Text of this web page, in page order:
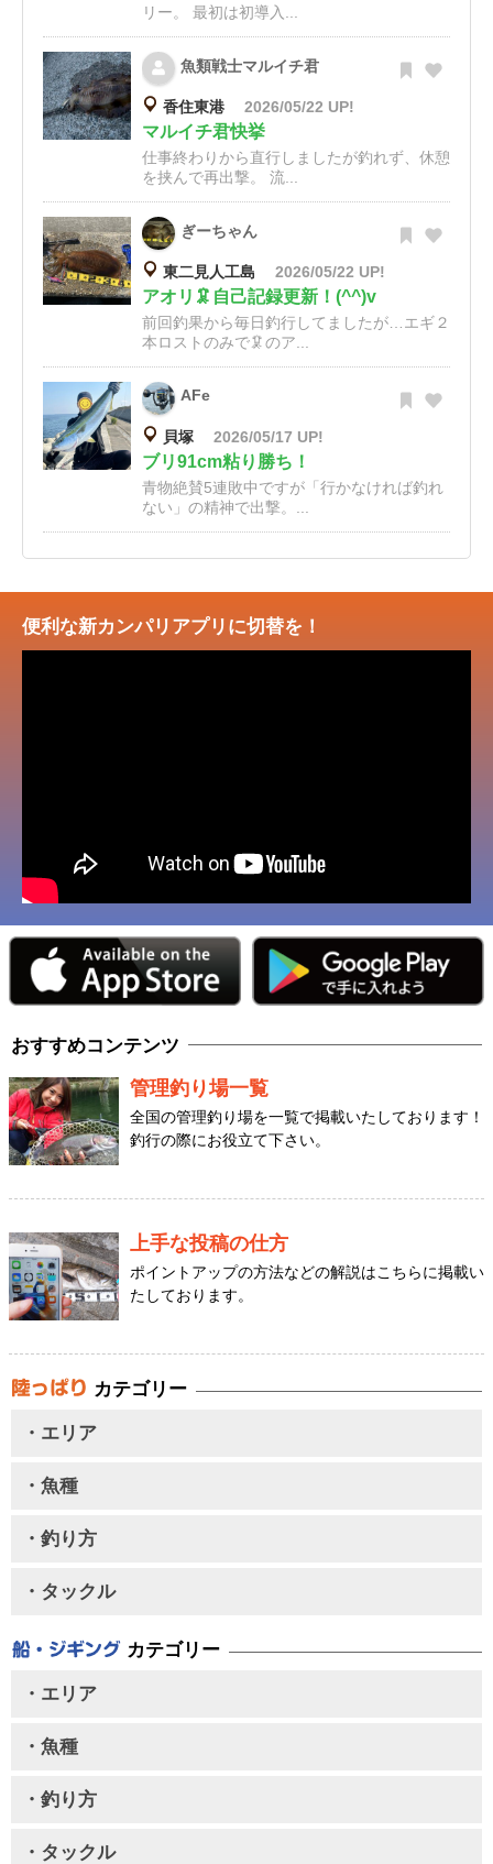
リー。 最初は初導入...
魚類戦士マルイチ君
香住東港 2026/05/22 UP!
マルイチ君快挙
仕事終わりから直行しましたが釣れず、休憩
を挟んで再出撃。 流...
ぎーちゃん
東二見人工島 2026/05/22 UP!
アオリ🦑自己記録更新！(^^)v
前回釣果から毎日釣行してましたが…エギ２
本ロストのみで🦑のア...
AFe
貝塚 2026/05/17 UP!
ブリ91cm粘り勝ち！
青物絶賛5連敗中ですが「行かなければ釣れ
ない」の精神で出撃。...
便利な新カンパリアプリに切替を！
おすすめコンテンツ
管理釣り場一覧
全国の管理釣り場を一覧で掲載いたしております！
釣行の際にお役立て下さい。
上手な投稿の仕方
ポイントアップの方法などの解説はこちらに掲載い
たしております。
カテゴリー
・エリア
・魚種
・釣り方
・タックル
カテゴリー
・エリア
・魚種
・釣り方
・タックル